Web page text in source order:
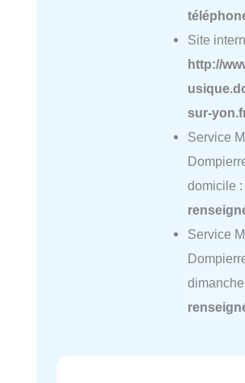
Site
http://
sur-
Service
domicile :
Service